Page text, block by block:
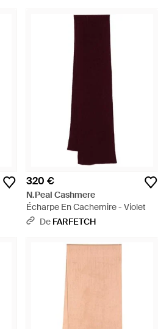
320 €
N.Peal Cashmere
Écharpe En Cachemire - Violet
De FARFETCH